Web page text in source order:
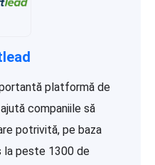
platformă de
companiile să
potrivită, pe baza
la peste 1300 de